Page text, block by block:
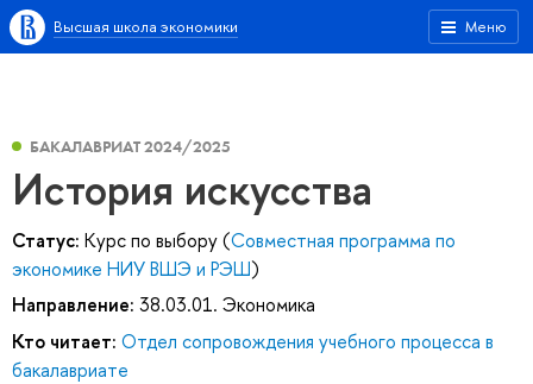
Меню
Высшая школа экономики
БАКАЛАВРИАТ 2024/2025
История искусства
Статус: Курс по выбору (Совместная программа по
экономике НИУ ВШЭ и РЭШ)
Направление: 38.03.01. Экономика
Кто читает: Отдел сопровождения учебного процесса в
бакалавриате